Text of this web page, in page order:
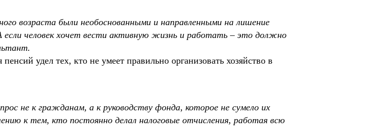
возраста были необоснованными и направленными на лишение
человек хочет вести активную жизнь и работать – это должно
удел тех, кто не умеет правильно организовать хозяйство в
не к гражданам, а к руководству фонда, которое не сумело их
к тем, кто постоянно делал налоговые отчисления, работая всю